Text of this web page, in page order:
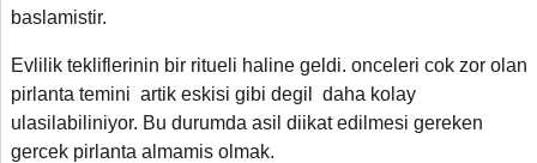
baslamistir.
Evlilik tekliflerinin bir ritueli haline geldi. onceleri cok zor olan
pirlanta temini artik eskisi gibi degil daha kolay
ulasilabiliniyor. Bu durumda asil diikat edilmesi gereken
gercek pirlanta almamis olmak.